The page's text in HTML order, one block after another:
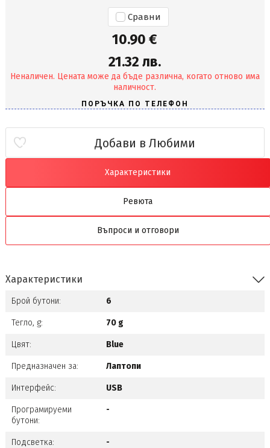
Сравни
10.90 €
21.32 лв.
Неналичен. Цената може да бъде различна, когато отново има
наличност.
Добави в Любими
Характеристики
Ревюта
Въпроси и отговори
Характеристики
Брой бутони: 6
Тегло, g: 70 g
Цвят: Blue
Предназначен за: Лаптопи
Интерфейс: USB
Програмируеми
бутони:
-
Подсветка: -